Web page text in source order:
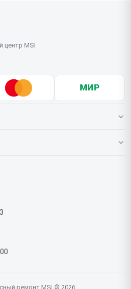
центр MSI
МИР
ремонт MSI © 2026